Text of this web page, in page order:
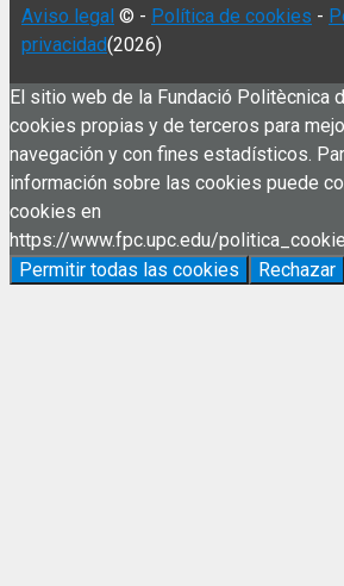
Aviso legal © - Política de cookies -
privacidad(2026)
El sitio web de la Fundació Politècnica
cookies propias y de terceros para
navegación y con fines estadísticos.
información sobre las cookies puede
cookies en
https://www.fpc.upc.edu/
Permitir todas las cookies
Rechazar